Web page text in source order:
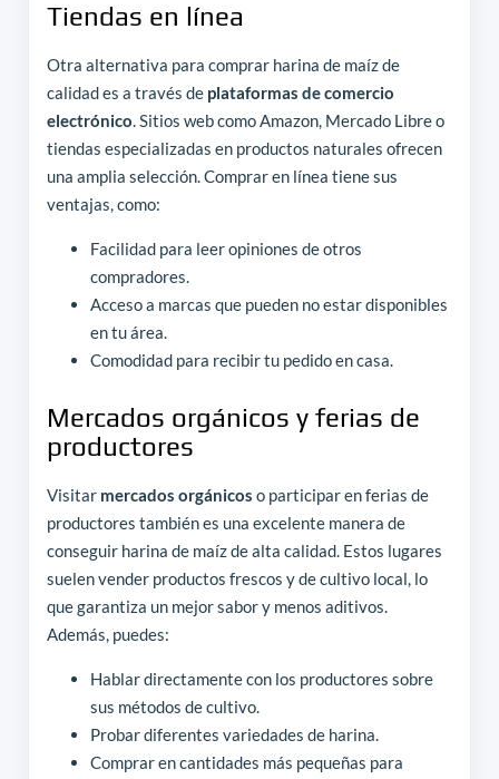
Tiendas en línea
Otra alternativa para comprar harina de maíz de
calidad es a través de plataformas de comercio
electrónico. Sitios web como Amazon, Mercado Libre o
tiendas especializadas en productos naturales ofrecen
una amplia selección. Comprar en línea tiene sus
ventajas, como:
Facilidad para leer opiniones de otros
compradores.
Acceso a marcas que pueden no estar disponibles
en tu área.
Comodidad para recibir tu pedido en casa.
Mercados orgánicos y ferias de
productores
Visitar mercados orgánicos o participar en ferias de
productores también es una excelente manera de
conseguir harina de maíz de alta calidad. Estos lugares
suelen vender productos frescos y de cultivo local, lo
que garantiza un mejor sabor y menos aditivos.
Además, puedes:
Hablar directamente con los productores sobre
sus métodos de cultivo.
Probar diferentes variedades de harina.
Comprar en cantidades más pequeñas para